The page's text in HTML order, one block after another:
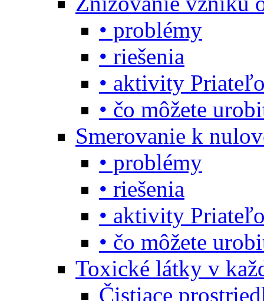
• problémy
• riešenia
• aktivity
• čo môžete
Smerovanie k
• problémy
• riešenia
• aktivity
• čo môžete
Toxické látky v
Čistiace